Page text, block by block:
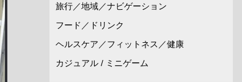
旅行／地域／ナビゲーション
フード／ドリンク
ヘルスケア／フィットネス／健康
カジュアル / ミニゲーム